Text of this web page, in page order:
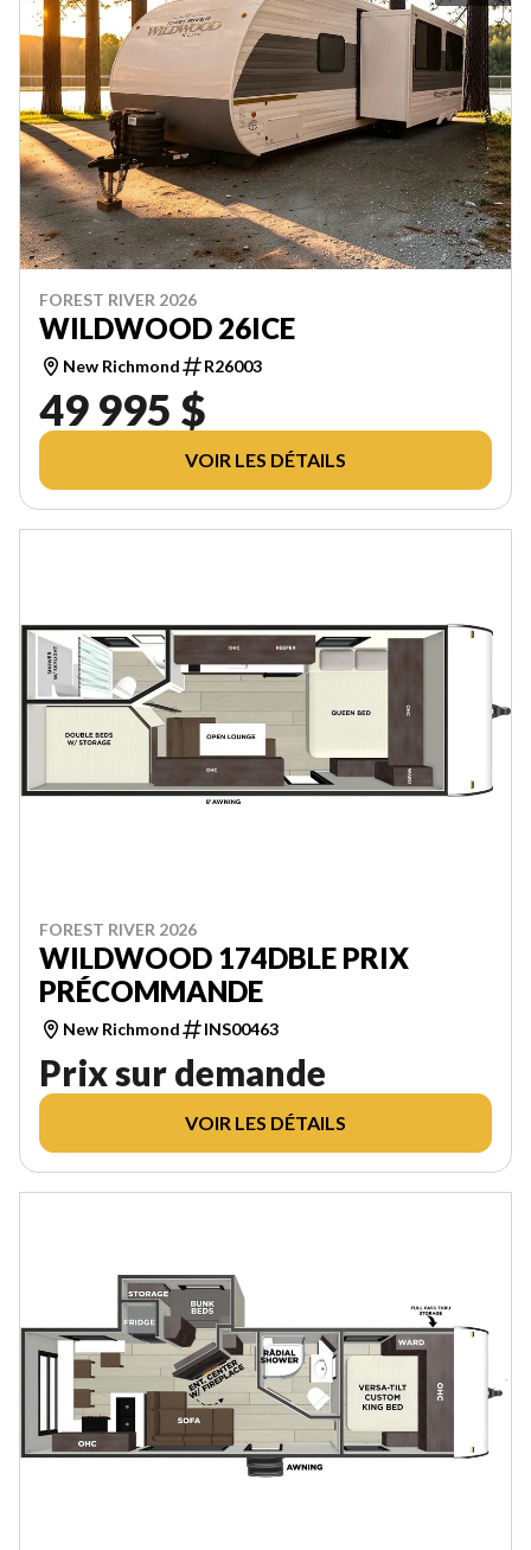
FOREST RIVER 2026
WILDWOOD 26ICE
New Richmond R26003
49 995 $
VOIR LES DÉTAILS
FOREST RIVER 2026
WILDWOOD 174DBLE PRIX
PRÉCOMMANDE
New Richmond INS00463
Prix sur demande
VOIR LES DÉTAILS